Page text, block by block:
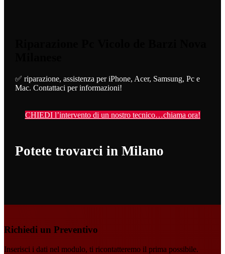
✅ riparazione, assistenza per iPhone, Acer, Samsung, Pc e
Mac. Contattaci per informazioni!
CHIEDI l’intervento di un nostro tecnico…chiama ora!
Potete trovarci in Milano
Richiedi un Preventivo
Inserisci i dati nel modulo, ti ricontatteremo il prima possibile.